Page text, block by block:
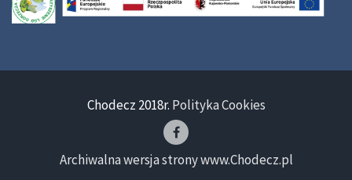
Chodecz 2018r. Polityka Cookies
Archiwalna wersja strony www.Chodecz.pl